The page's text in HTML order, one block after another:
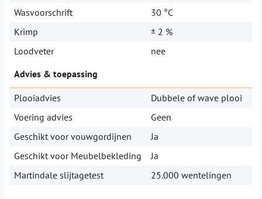
Wasvoorschrift
30 °C
Krimp
± 2 %
Loodveter
nee
Advies & toepassing
Plooiadvies
Dubbele of wave plooi
Voering advies
Geen
Geschikt voor vouwgordijnen
Ja
Geschikt voor Meubelbekleding
Ja
Martindale slijtagetest
25.000 wentelingen